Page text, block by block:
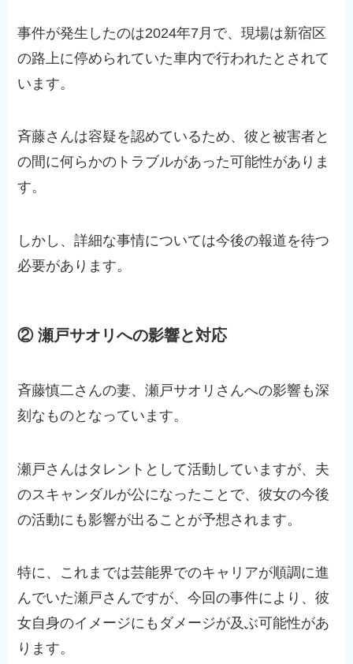
事件が発生したのは2024年7月で、現場は新宿区
の路上に停められていた車内で行われたとされて
います。
斉藤さんは容疑を認めているため、彼と被害者と
の間に何らかのトラブルがあった可能性がありま
す。
しかし、詳細な事情については今後の報道を待つ
必要があります。
② 瀬戸サオリへの影響と対応
斉藤慎二さんの妻、瀬戸サオリさんへの影響も深
刻なものとなっています。
瀬戸さんはタレントとして活動していますが、夫
のスキャンダルが公になったことで、彼女の今後
の活動にも影響が出ることが予想されます。
特に、これまでは芸能界でのキャリアが順調に進
んでいた瀬戸さんですが、今回の事件により、彼
女自身のイメージにもダメージが及ぶ可能性があ
ります。